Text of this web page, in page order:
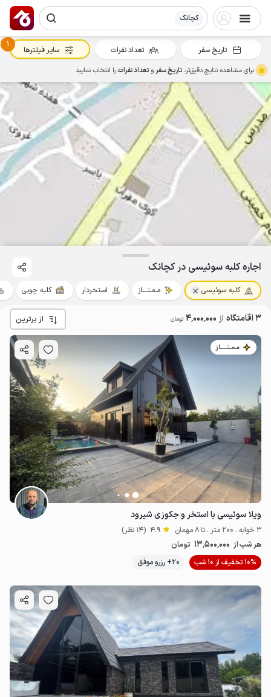
کچانک
اجاره کلبه سوئیسی در کچانک
کلبه سوئیسی مـمـتــــاز استخردار کلبه چوبی
3 اقامتگاه از 4٬000٬000 تومان از برترین
مـمـتــــــاز
ویلا سوئیسی با استخر و جکوزی شیرود
3 خوابه . 200 متر . تا 8 مهمان 4.9 (14 نظر)
هر شب از 13٬500٬000 تومان
10% تخفیف از 10 شب
20+ رزرو موفق
تاریخ سفر تعداد نفرات
1
سایر فیلترها
برای مشاهده نتایج دقیق‌تر، تاریخ سفرو تعداد نفراترا انتخاب نمایید